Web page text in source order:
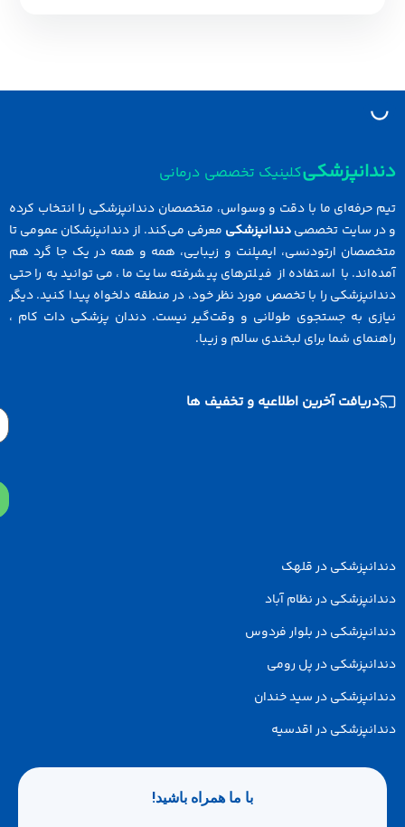
کلینیک تخصصی درمانی
ما با دقت و وسواس، متخصصان دندانپزشکی را انتخاب کرده
تخصصیدندانپزشکیمعرفی می‌کند. از دندانپزشکان عمومی تا
ارتودنسی، ایمپلنت و زیبایی، همه و همه در یک جا گرد هم
با استفاده از فیلترهای پیشرفته سایت ما، می‌توانید به راحتی
را با تخصص مورد نظر خود، در منطقه دلخواه پیدا کنید. دیگر
به جستجوی طولانی و وقت‌گیر نیست. دندان پزشکی دات کام ،
شما برای لبخندی سالم و زیبا.
آخرین اطلاعیه و تخفیف ها
در قلهک
در نظام آباد
در بلوار فردوس
در پل رومی
در سید خندان
در اقدسیه
با ما همراه باشید!